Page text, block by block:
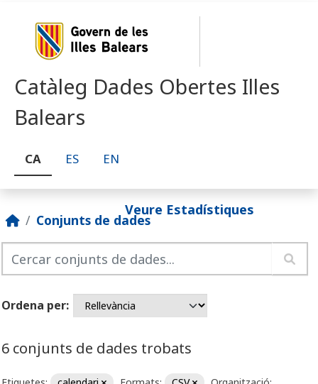
Catàleg Dades Obertes Illes
Balears
CA ES EN
Veure Estadístiques
Conjunts de dades
Ordena per
6 conjunts de dades trobats